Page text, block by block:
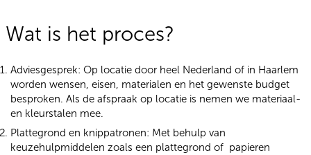
Wat is het proces?
Adviesgesprek: Op locatie door heel Nederland of in Haarlem
worden wensen, eisen, materialen en het gewenste budget
besproken. Als de afspraak op locatie is nemen we materiaal-
en kleurstalen mee.
Plattegrond en knippatronen: Met behulp van
keuzehulpmiddelen zoals een plattegrond of papieren